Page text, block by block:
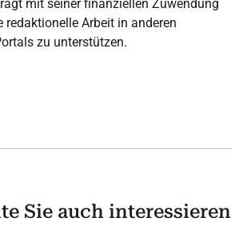
mit seiner finanziellen Zuwendung
redaktionelle Arbeit in anderen
zu unterstützen.
Sie auch interessieren